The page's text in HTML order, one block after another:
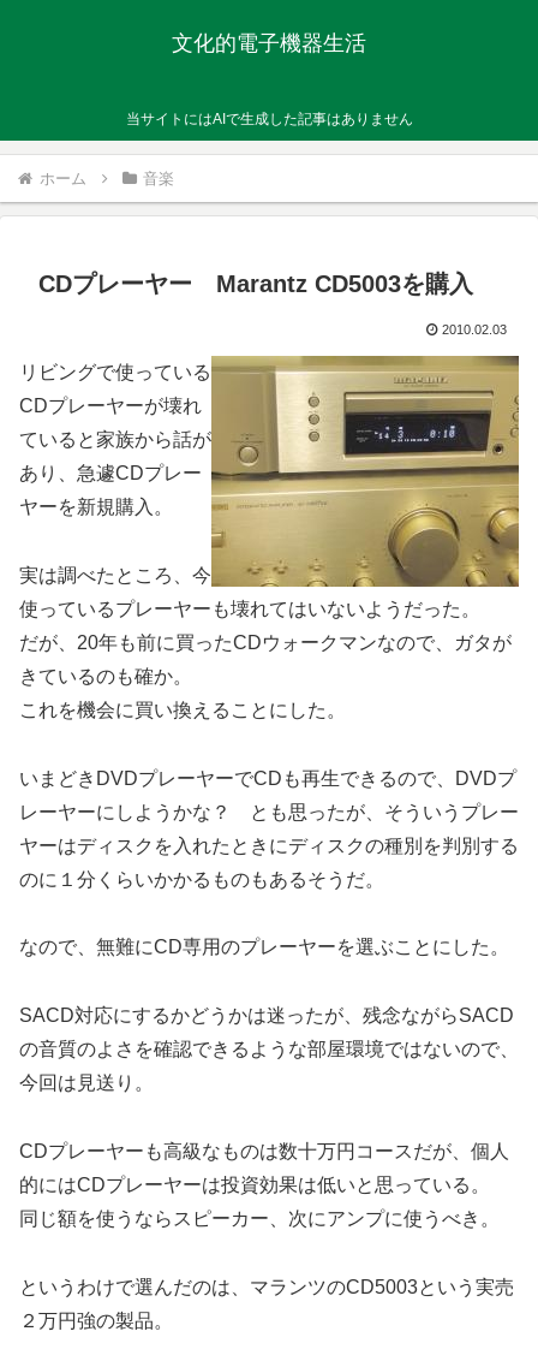
文化的電子機器生活
当サイトにはAIで生成した記事はありません
ホーム 音楽
CDプレーヤー Marantz CD5003を購入
2010.02.03
リビングで使っている
CDプレーヤーが壊れ
ていると家族から話が
あり、急遽CDプレー
ヤーを新規購入。
実は調べたところ、今
使っているプレーヤーも壊れてはいないようだった。
だが、20年も前に買ったCDウォークマンなので、ガタが
きているのも確か。
これを機会に買い換えることにした。
いまどきDVDプレーヤーでCDも再生できるので、DVDプ
レーヤーにしようかな？ とも思ったが、そういうプレー
ヤーはディスクを入れたときにディスクの種別を判別する
のに１分くらいかかるものもあるそうだ。
なので、無難にCD専用のプレーヤーを選ぶことにした。
SACD対応にするかどうかは迷ったが、残念ながらSACD
の音質のよさを確認できるような部屋環境ではないので、
今回は見送り。
CDプレーヤーも高級なものは数十万円コースだが、個人
的にはCDプレーヤーは投資効果は低いと思っている。
同じ額を使うならスピーカー、次にアンプに使うべき。
というわけで選んだのは、マランツのCD5003という実売
２万円強の製品。